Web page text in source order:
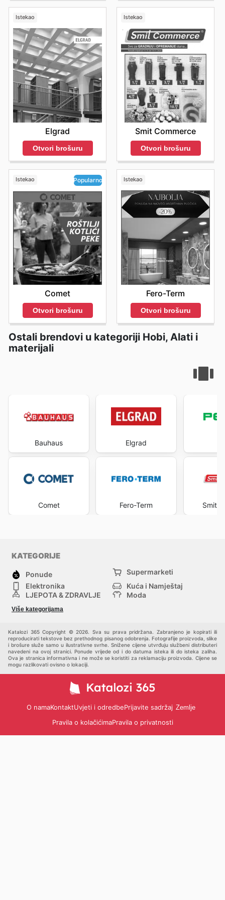
značajne prednosti poput konkurentnih cijena, garancije
autentičnosti svih proizvoda te redovitih popusta na
vrijednost za novac, uz vrhunsku uslugu podrške.
Potaknite se da istražite najnovije ponude online i
ostanete informirani o svim novostima te vremenski
ograničenim akcijama.
Stay updated with Profi Baucentar's weekly ads and
enjoy exclusive offers from top brands.
Istekao
Elgrad
Otvori brošuru
Istekao
Smit Commerce
Otvori brošuru
Istekao Popularno
Comet
Otvori brošuru
Istekao
Fero-Term
Otvori brošuru
Ostali brendovi u kategoriji Hobi, Alati i
materijali
Bauhaus
Comet
Elgrad
Fero-Term Smit
KATEGORIJE
Ponude
Supermarketi
Elektronika
Kuća i Namještaj
LJEPOTA & ZDRAVLJE
Moda
Bebe i djeca
Više kategorijama
Katalozi 365 Copyright © 2026. Sva su prava pridržana. Zabranjeno je kopirati ili
reproducirati tekstove bez prethodnog pisanog odobrenja. Fotografije proizvoda, slike
i brošure služe samo u ilustrativne svrhe. Snižene cijene utvrđuju službeni distributeri
navedeni na ovoj stranici. Ponude vrijede od i do datuma isteka ili do isteka zaliha.
Ova je stranica informativna i ne može se koristiti za reklamaciju proizvoda. Cijene se
mogu razlikovati ovisno o lokaciji.
O namaKontaktUvjeti i odredbePrijavite sadržaj Zemlje
Pravila o kolačićimaPravila o privatnosti